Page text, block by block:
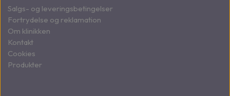
Salgs- og leveringsbetingelser
Fortrydelse og reklamation
Om klinikken
Kontakt
Cookies
Produkter